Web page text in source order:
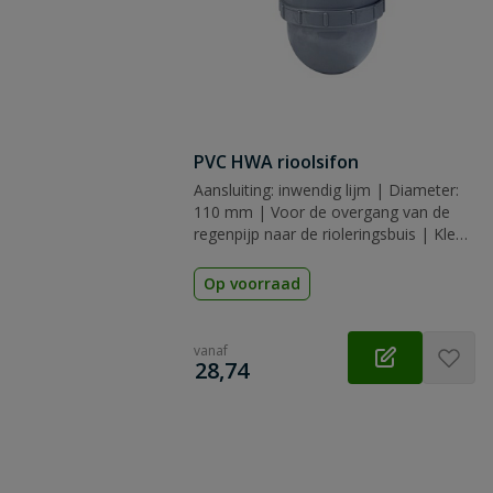
PVC HWA rioolsifon
Aansluiting: inwendig lijm | Diameter:
110 mm | Voor de overgang van de
regenpijp naar de rioleringsbuis | Kleur:
Op voorraad
vanaf
€
28,74